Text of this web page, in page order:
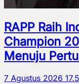
RAPP Raih
Champion
Menuju
7 Agustus 2026